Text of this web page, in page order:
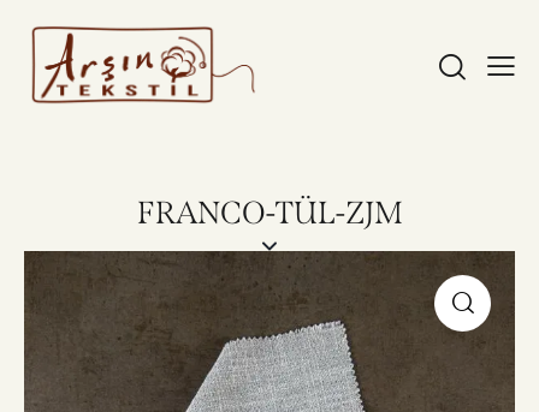
FRANCO-TÜL-ZJM